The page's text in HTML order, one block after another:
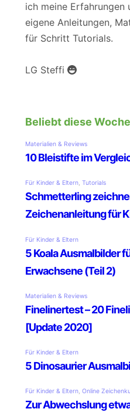
ich meine
eigene Anleitungen,
für Schritt Tutorials.
LG Steffi
Beliebt diese Woche